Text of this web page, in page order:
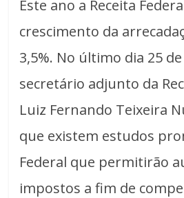
Este ano a Receita
crescimento da
3,5%. No último dia 25
secretário adjunto da
Luiz Fernando Teixeira
que existem estudos
Federal que permitirão
impostos a fim de